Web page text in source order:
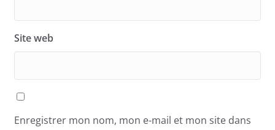
Site web
Enregistrer mon nom, mon e-mail et mon site dans